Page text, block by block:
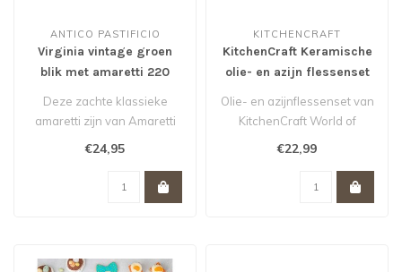
ANTICO PASTIFICIO
Virginia vintage groen
blik met amaretti 220
Deze zachte klassieke
amaretti zijn van Amaretti
Virginia. Wordt geleverd in
€24,95
KITCHENCRAFT
KitchenCraft Keramische
olie- en azijn flessenset
Olie- en azijnflessenset van
KitchenCraft World of
Flavours. Hij bevat twee
€22,99